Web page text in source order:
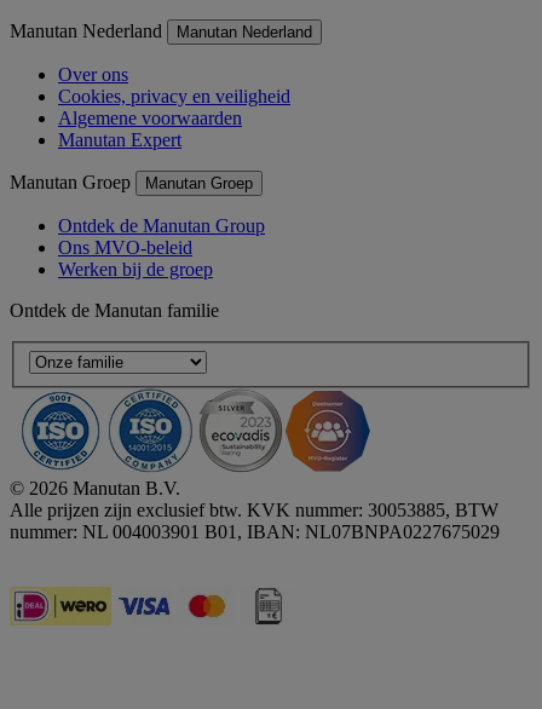
Manutan Nederland Manutan Nederland
Over ons
Cookies, privacy en veiligheid
Algemene voorwaarden
Manutan Expert
Manutan Groep Manutan Groep
Ontdek de Manutan Group
Ons MVO-beleid
Werken bij de groep
Ontdek de Manutan familie
© 2026 Manutan B.V.
Alle prijzen zijn exclusief btw. KVK nummer: 30053885, BTW
nummer: NL 004003901 B01, IBAN: NL07BNPA0227675029